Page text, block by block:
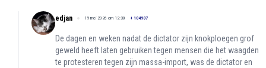
edjan 19 mei 2026 om 12:30 + 104907
De dagen en weken nadat de dictator zijn knokploegen grof
geweld heeft laten gebruiken tegen mensen die het waagden
te protesteren tegen zijn massa-import, was de dictator en